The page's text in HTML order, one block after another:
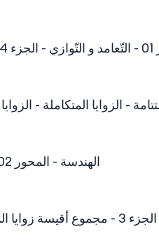
الهندسة - المحور 02 - الزوايا - الجزء 2 - منصف الزاوية